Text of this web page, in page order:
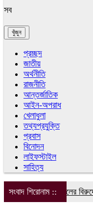
সব
প্রচ্ছদ
জাতীয়
অর্থনীতি
রাজনীতি
আন্তর্জাতিক
আইন-অপরাধ
খেলাধুলা
তথ্যপ্রযুক্তি
প্রবাস
বিনোদন
লাইফস্টাইল
সাহিত্য
সংবাদ শিরোনাম ::ডিপজলের বিরুদ্ধে